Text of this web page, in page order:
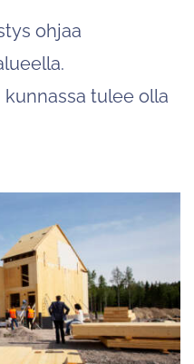
ohjaa
tulee olla